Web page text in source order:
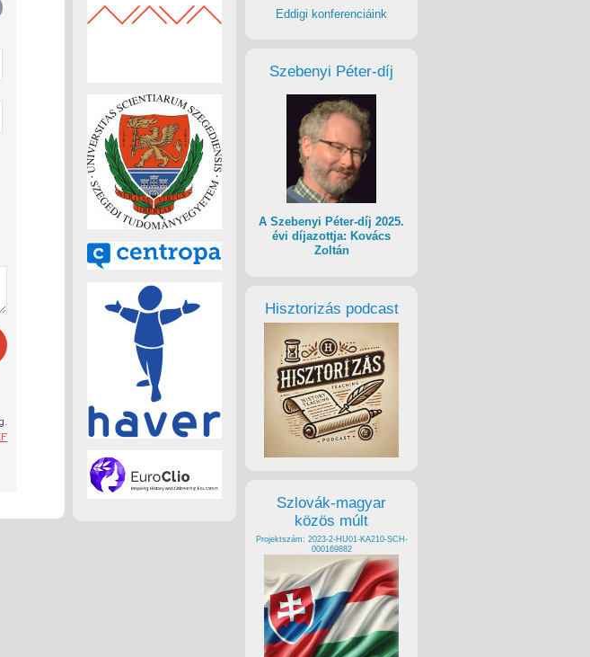
Eddigi konferenciáink
Szebenyi Péter-díj
A Szebenyi Péter-díj 2025.
évi díjazottja: Kovács
Zoltán
Hisztorizás podcast
Szlovák-magyar
közös múlt
Projektszám: 2023-2-HU01-KA210-SCH-
000169882